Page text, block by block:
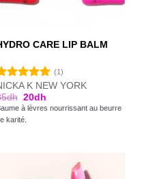
CARE LIP BALM
5.00
5
(1)
K NEW YORK
dh 20dh
à lèvres nourrissant au beurre
karité.